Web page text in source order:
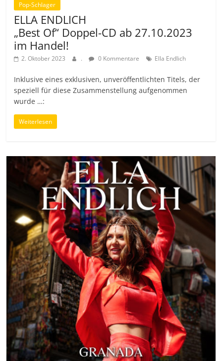
Pop-Schlager
ELLA ENDLICH
„Best Of“ Doppel-CD ab 27.10.2023
im Handel!
2. Oktober 2023 . 0 Kommentare Ella Endlich
Inklusive eines exklusiven, unveröffentlichten Titels, der
speziell für diese Zusammenstellung aufgenommen
wurde …:
Weiterlesen